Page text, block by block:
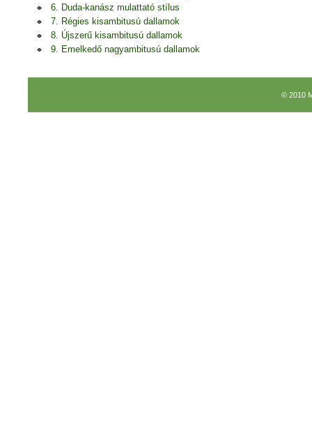
6. Duda-kanász mulattató stílus
7. Régies kisambitusú dallamok
8. Újszerű kisambitusú dallamok
9. Emelkedő nagyambitusú dallamok
© 2010